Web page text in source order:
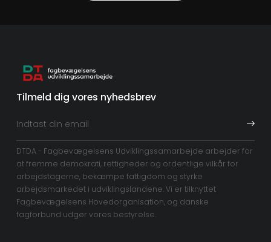
Tilmeld dig vores nyhedsbrev
DTDA - Fagbevægelsens Udviklingssamarbejde arbejder for
at fremme demokrati, rettigheder og ordentlige vilkår for
arbejdstagerne, bekæmpe fattigdom og styrke
arbejdsmarkedet i udviklingslandene. Vi er tilknyttet
Fagbevægelsens Hovedorganisation, og danske
fagforbund udgør vores bestyrelse.